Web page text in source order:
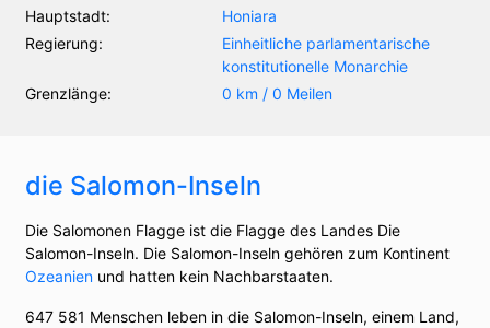
Hauptstadt:
Honiara
Regierung:
Einheitliche parlamentarische
konstitutionelle Monarchie
Grenzlänge:
0 km / 0 Meilen
die Salomon-Inseln
Die Salomonen Flagge ist die Flagge des Landes Die
Salomon-Inseln. Die Salomon-Inseln gehören zum Kontinent
Ozeanien und hatten kein Nachbarstaaten.
647 581 Menschen leben in die Salomon-Inseln, einem Land,